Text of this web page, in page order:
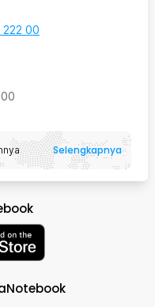
222 00
Selengkapnya